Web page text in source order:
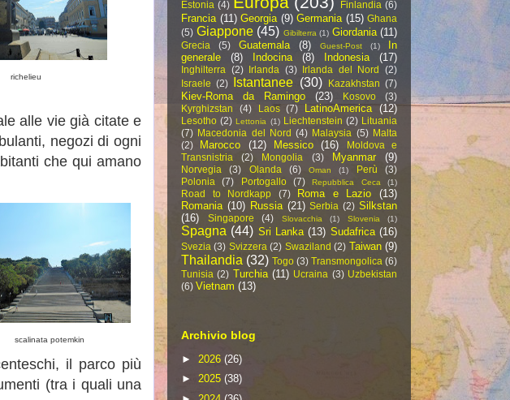
richelieu
alle vie già citate e
negozi di ogni
che qui amano
scalinata potemkin
il parco più
(tra i quali una
Estonia (4) Finlandia (6)
Francia (11) Georgia (9) Germania (15) Ghana
(5) Giappone (45) Gibilterra (1) Giordania (11)
Grecia (5) Guatemala (8) Guest-Post (1)
In
generale
(8) Indocina (8) Indonesia (17)
Inghilterra (2) Irlanda (3) Irlanda del Nord
(2)
Israele (2) Istantanee (30) Kazakhstan (7)
Kiev-Roma da Ramingo (23) Kosovo
(3)
Kyrghizstan
(4) Laos (7) LatinoAmerica (12)
Lesotho (2) Lettonia (1) Liechtenstein (2) Lituania
(7) Macedonia del Nord (4) Malaysia (5) Malta
(2)
Marocco (12) Messico (16)
Moldova e
Transnistria
(2) Mongolia (3) Myanmar (9)
Norvegia (3) Olanda (6) Oman (1) Perù
(3)
Polonia
(7) Portogallo (7) Repubblica Ceca (1)
Road to Nordkapp (7) Roma e Lazio
(13)
Romania (10) Russia (21) Serbia (2) Silkstan
(16)
Singapore (4) Slovacchia (1) Slovenia (1)
Spagna (44) Sri Lanka (13) Sudafrica (16)
Svezia (3) Svizzera (2) Swaziland (2) Taiwan (9)
Thailandia (32) Togo (3) Transmongolica (6)
Tunisia (2) Turchia (11) Ucraina (3) Uzbekistan
(6) Vietnam (13)
Archivio blog
► 2026 (26)
► 2025 (38)